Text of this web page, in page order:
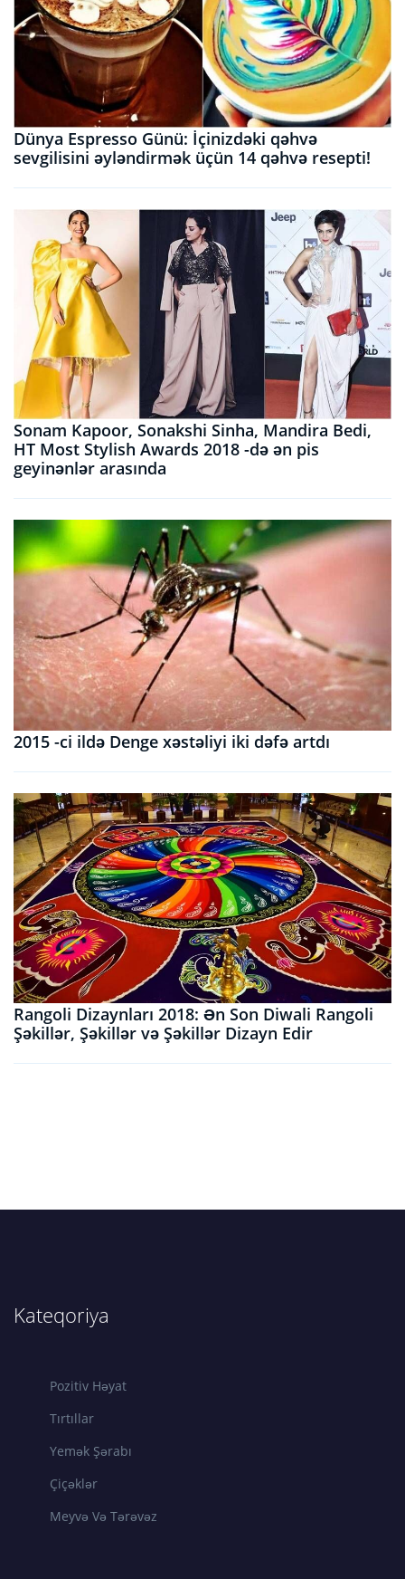
Dünya Espresso Günü: İçinizdəki qəhvə
sevgilisini əyləndirmək üçün 14 qəhvə resepti!
Sonam Kapoor, Sonakshi Sinha, Mandira Bedi,
HT Most Stylish Awards 2018 -də ən pis
geyinənlər arasında
2015 -ci ildə Denge xəstəliyi iki dəfə artdı
Rangoli Dizaynları 2018: Ən Son Diwali Rangoli
Şəkillər, Şəkillər və Şəkillər Dizayn Edir
Kateqoriya
Pozitiv Həyat
Tırtıllar
Yemək Şərabı
Çiçəklər
Meyvə Və Tərəvəz